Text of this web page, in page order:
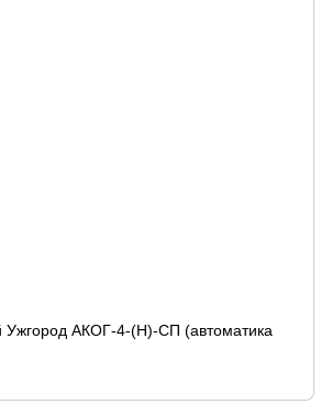
Ужгород АКОГ-4-(Н)-СП (автоматика